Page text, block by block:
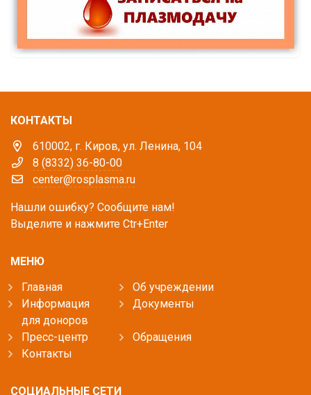
КОНТАКТЫ
610002, г. Киров, ул. Ленина, 104
8 (8332) 36-80-00
center@rosplasma.ru
Нашли ошибку? Сообщите нам!
Выделите и нажмите Ctr+Enter
МЕНЮ
Главная
Об учреждении
Информация
для доноров
Документы
Пресс-центр
Обращения
Контакты
СОЦИАЛЬНЫЕ СЕТИ